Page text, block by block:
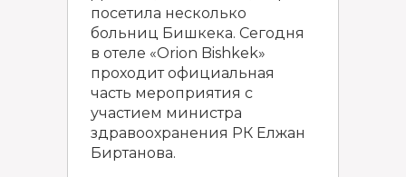
посетила несколько
больниц Бишкека. Сегодня
в отеле «Orion Bishkek»
проходит официальная
часть мероприятия с
участием министра
здравоохранения РК Елжан
Биртанова.